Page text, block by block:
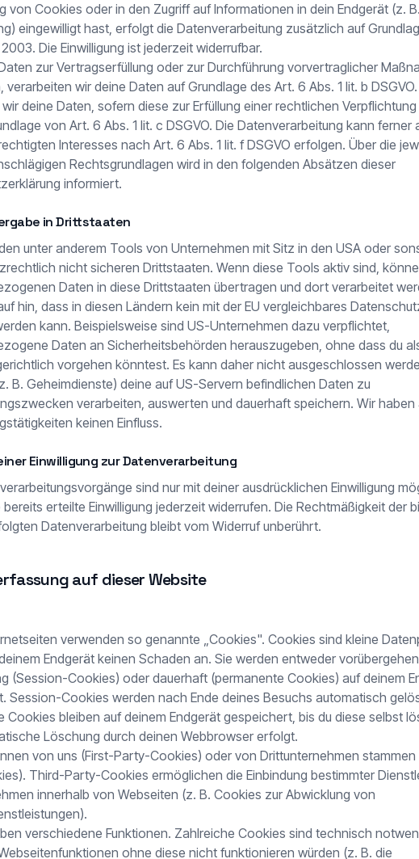
von Cookies oder in den Zugriff auf Informationen in dein Endgerät (z.
eingewilligt hast, erfolgt die Datenverarbeitung zusätzlich auf
Die Einwilligung ist jederzeit widerrufbar.
zur Vertragserfüllung oder zur Durchführung vorvertraglicher
verarbeiten wir deine Daten auf Grundlage des Art. 6 Abs. 1 lit. b
deine Daten, sofern diese zur Erfüllung einer rechtlichen
von Art. 6 Abs. 1 lit. c DSGVO. Die Datenverarbeitung kann ferner
Interesses nach Art. 6 Abs. 1 lit. f DSGVO erfolgen. Über die
Rechtsgrundlagen wird in den folgenden Absätzen dieser
informiert.
in Drittstaaten
unter anderem Tools von Unternehmen mit Sitz in den USA oder
nicht sicheren Drittstaaten. Wenn diese Tools aktiv sind,
Daten in diese Drittstaaten übertragen und dort verarbeitet
hin, dass in diesen Ländern kein mit der EU vergleichbares
kann. Beispielsweise sind US-Unternehmen dazu verpflichtet,
Daten an Sicherheitsbehörden herauszugeben, ohne dass du
vorgehen könntest. Es kann daher nicht ausgeschlossen
B. Geheimdienste) deine auf US-Servern befindlichen Daten zu
verarbeiten, auswerten und dauerhaft speichern. Wir haben
keinen Einfluss.
Einwilligung zur Datenverarbeitung
sind nur mit deiner ausdrücklichen Einwilligung
erteilte Einwilligung jederzeit widerrufen. Die Rechtmäßigkeit der
Datenverarbeitung bleibt vom Widerruf unberührt.
auf dieser Website
verwenden so genannte „Cookies". Cookies sind kleine
Endgerät keinen Schaden an. Sie werden entweder
(Session-Cookies) oder dauerhaft (permanente Cookies) auf deinem
Session-Cookies werden nach Ende deines Besuchs automatisch
Cookies bleiben auf deinem Endgerät gespeichert, bis du diese selbst
Löschung durch deinen Webbrowser erfolgt.
von uns (First-Party-Cookies) oder von Drittunternehmen
Third-Party-Cookies ermöglichen die Einbindung bestimmter
innerhalb von Webseiten (z. B. Cookies zur Abwicklung von
verschiedene Funktionen. Zahlreiche Cookies sind technisch
ohne diese nicht funktionieren würden (z. B. die